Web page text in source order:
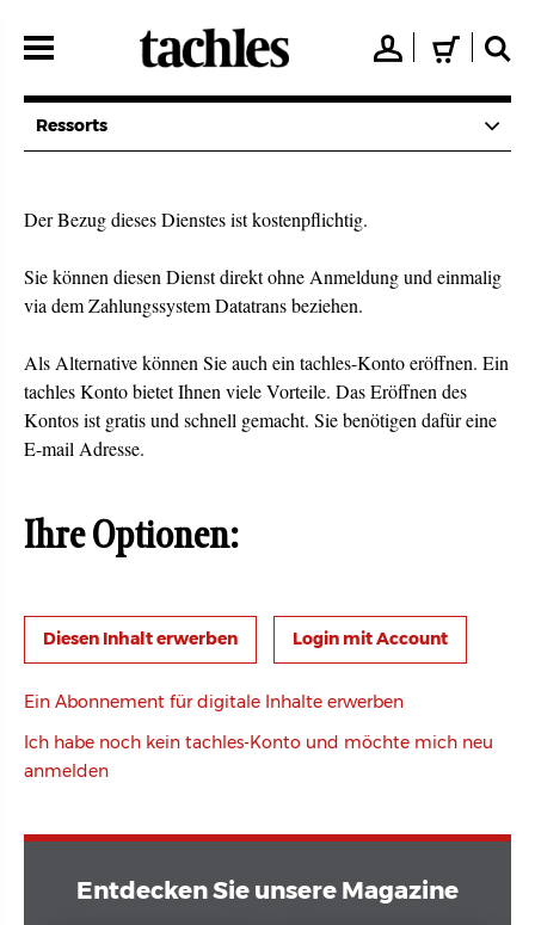
zum
👤 🛒 🔍
Ressorts
Der Bezug dieses Dienstes ist kostenpflichtig.
Sie können diesen Dienst direkt ohne Anmeldung und einmalig
via dem Zahlungssystem Datatrans beziehen.
Als Alternative können Sie auch ein tachles-Konto eröffnen. Ein
tachles Konto bietet Ihnen viele Vorteile. Das Eröffnen des
Kontos ist gratis und schnell gemacht. Sie benötigen dafür eine
E-mail Adresse.
Ihre Optionen:
Login mit Account
Ein Abonnement für digitale Inhalte erwerben
Ich habe noch kein tachles-Konto und möchte mich neu
anmelden
Entdecken Sie unsere Magazine